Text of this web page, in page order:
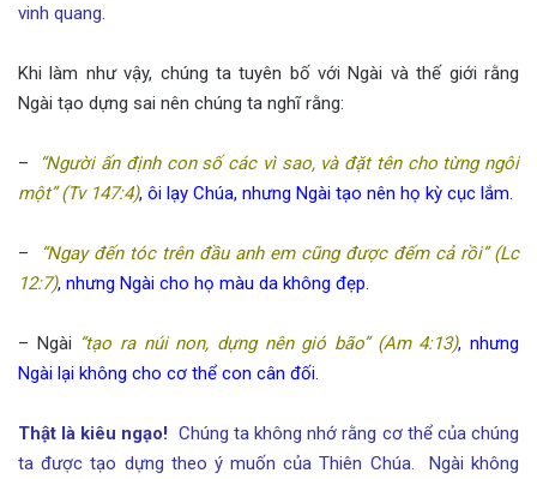
vinh quang.
Khi làm như vậy, chúng ta tuyên bố với Ngài và thế giới rằng
Ngài tạo dựng sai nên chúng ta nghĩ rằng:
– “Người ấn định con số các vì sao, và đặt tên cho từng ngôi
một” (Tv 147:4), ôi lạy Chúa, nhưng Ngài tạo nên họ kỳ cục lắm.
–
“Ngay đến tóc trên đầu anh em cũng được đếm cả rồi” (Lc
12:7), nhưng Ngài cho họ màu da không đẹp.
– Ngài “tạo ra núi non, dựng nên gió bão” (Am 4:13), nhưng
Ngài lại không cho cơ thể con cân đối.
Thật là kiêu ngạo! Chúng ta không nhớ rằng cơ thể của chúng
ta được tạo dựng theo ý muốn của Thiên Chúa. Ngài không